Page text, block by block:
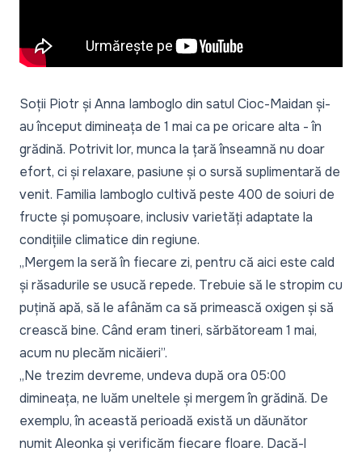
Soții Piotr și Anna Iamboglo din satul Cioc-Maidan și-
au început dimineața de 1 mai ca pe oricare alta - în
grădină. Potrivit lor, munca la țară înseamnă nu doar
efort, ci și relaxare, pasiune și o sursă suplimentară de
venit. Familia Iamboglo cultivă peste 400 de soiuri de
fructe și pomușoare, inclusiv varietăți adaptate la
condițiile climatice din regiune.
„Mergem la seră în fiecare zi, pentru că aici este cald
și răsadurile se usucă repede. Trebuie să le stropim cu
puțină apă, să le afânăm ca să primească oxigen și să
crească bine. Când eram tineri, sărbătoream 1 mai,
acum nu plecăm nicăieri”.
„Ne trezim devreme, undeva după ora 05:00
dimineața, ne luăm uneltele și mergem în grădină. De
exemplu, în această perioadă există un dăunător
numit Aleonka și verificăm fiecare floare. Dacă-l